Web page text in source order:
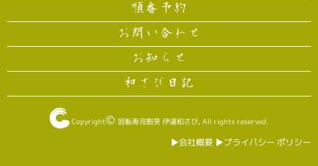
順番予約
お問い合わせ
お知らせ
和さび日記
Copyright© 回転寿司割烹 伊達和さび, All rights reserved.
▶︎会社概要 ▶︎プライバシー ポリシー